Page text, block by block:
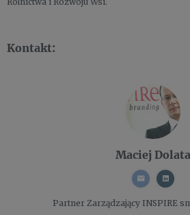
Kontakt:
Maciej Dolata
Partner Zarządzający INSPIRE